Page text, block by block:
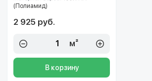
(Полиамид)
2 925 руб.
м²
В корзину